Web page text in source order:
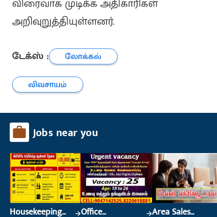
விரைவாக முடிக்க அதிகாரிகள்
அறிவுறுத்தியுள்ளனர்.
டேக்ஸ் :
லோக்கல்
விவசாயம்
Jobs near you
Housekeeping Office Area Sales